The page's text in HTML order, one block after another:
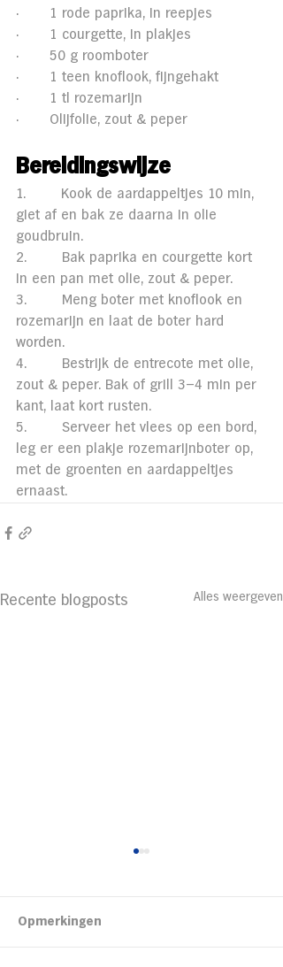
·       1 rode paprika, in reepjes
·       1 courgette, in plakjes
·       50 g roomboter
·       1 teen knoflook, fijngehakt
·       1 tl rozemarijn
·       Olijfolie, zout & peper
Bereidingswijze
1.        Kook de aardappeltjes 10 min,
giet af en bak ze daarna in olie
goudbruin.
2.        Bak paprika en courgette kort
in een pan met olie, zout & peper.
3.        Meng boter met knoflook en
rozemarijn en laat de boter hard
worden.
4.        Bestrijk de entrecote met olie,
zout & peper. Bak of grill 3–4 min per
kant, laat kort rusten.
5.        Serveer het vlees op een bord,
leg er een plakje rozemarijnboter op,
met de groenten en aardappeltjes
ernaast.
Recente blogposts Alles weergeven
Kipsalon
Opmerkingen